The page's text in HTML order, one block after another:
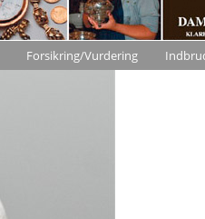
Forsikring/Vurdering